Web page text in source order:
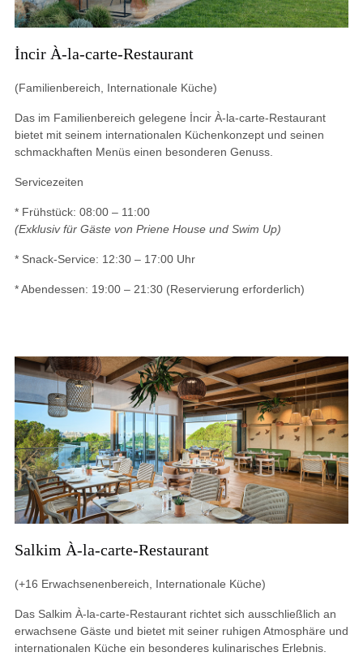
İncir À-la-carte-Restaurant
(Familienbereich, Internationale Küche)
Das im Familienbereich gelegene İncir À-la-carte-Restaurant
bietet mit seinem internationalen Küchenkonzept und seinen
schmackhaften Menüs einen besonderen Genuss.
Servicezeiten
* Frühstück: 08:00 – 11:00
(Exklusiv für Gäste von Priene House und Swim Up)
* Snack-Service: 12:30 – 17:00 Uhr
* Abendessen: 19:00 – 21:30 (Reservierung erforderlich)
Salkim À-la-carte-Restaurant
(+16 Erwachsenenbereich, Internationale Küche)
Das Salkim À-la-carte-Restaurant richtet sich ausschließlich an
erwachsene Gäste und bietet mit seiner ruhigen Atmosphäre und
internationalen Küche ein besonderes kulinarisches Erlebnis.